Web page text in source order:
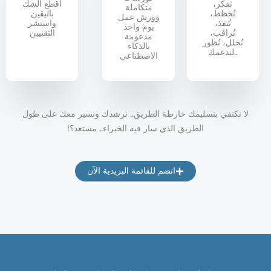
نُخطط،
نُراقب،
نُحلل، نُطور
..لندعمك
متكاملة
وورش عمل
يوم واحد
مدعومة
الاصطناعي
اقطع الشك
واستشر
التقنيين
نكتفي بتسليمك خارطة الطريق.. نرشدك ونسير معك على طول
الطريق الذي سار فيه الخبراء.. مستعد؟!
انضم للقائمة البريدية الآن